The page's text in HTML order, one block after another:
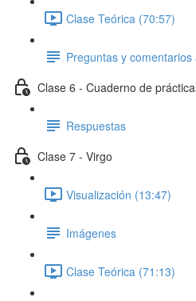
Clase Teórica (70:57)
Preguntas y
Clase 6 - Cuaderno de
Respuestas
Clase 7 - Virgo
Visualización (13:47)
Imágenes
Clase Teórica (71:13)